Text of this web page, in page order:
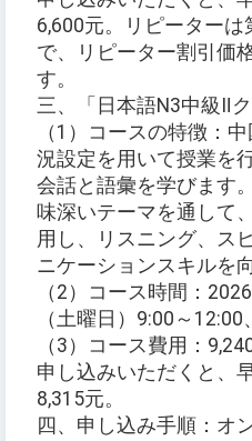
6,600元。リピーター
で、リピーター割引価
す。
三、「日本語N3中級Ⅱク
（1）コースの特徴：
況設定を用いて授業を
会話と語彙を学びます
味深いテーマを通して
用し、リスニング、ス
ニケーションスキルを
（2）コース時間：
（土曜日）9:00～12:00
（3）コース費用：
申し込みいただくと、
8,315元。
四、申し込み手順：オ